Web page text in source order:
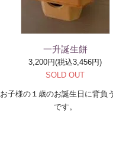
一升誕生餅
3,200円(税込3,456円)
SOLD OUT
お子様の１歳のお誕生日に背負
です。